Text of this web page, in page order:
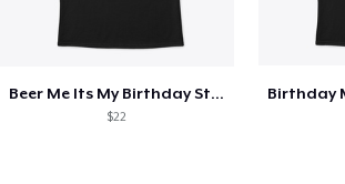
Beer Me Its My Birthday St Patricks Day
$22